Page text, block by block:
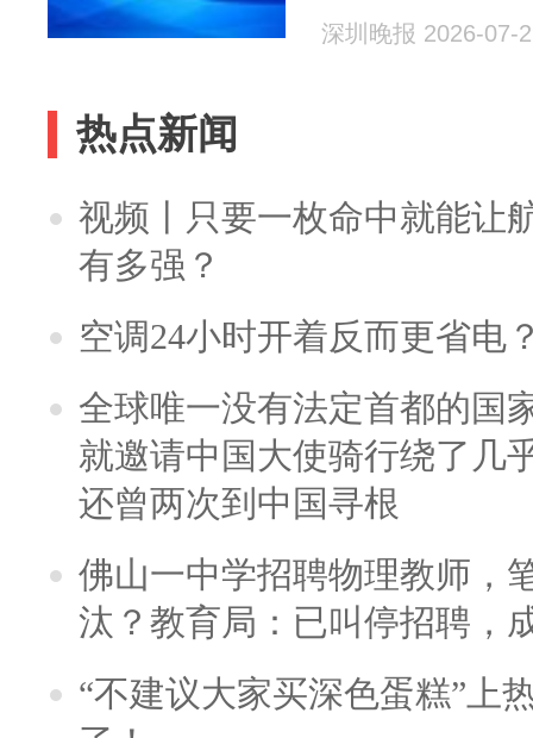
深圳晚报 2026-07-
热点新闻
视频丨只要一枚命中就能让
有多强？
空调24小时开着反而更省电
全球唯一没有法定首都的国
就邀请中国大使骑行绕了几
还曾两次到中国寻根
佛山一中学招聘物理教师，
汰？教育局：已叫停招聘，
“不建议大家买深色蛋糕”上